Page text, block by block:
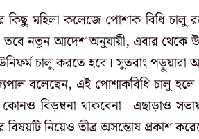
কিছু মহিলা কলেজে পোশাক বিধি
তবে নতুন আদেশ অনুযায়ী, এবার থেকে
চালু করতে হবে। সুতরাং পড়ুয়ারা
বলেছেন, এই পোশাকবিধি চালু হলে
বিড়ম্বনা থাকবেনা। এছাড়াও সভায়
বিষয়টি নিয়েও তীব্র অসন্তোষ প্রকাশ